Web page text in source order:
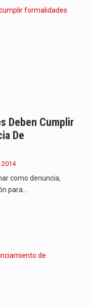
Deben Cumplir
De
2014
como denuncia,
para…